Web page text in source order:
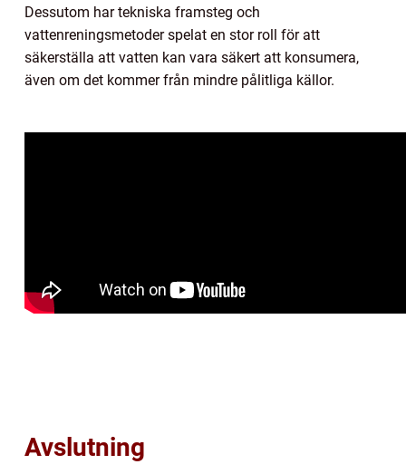
Dessutom har tekniska framsteg och
vattenreningsmetoder spelat en stor roll för att
säkerställa att vatten kan vara säkert att konsumera,
även om det kommer från mindre pålitliga källor.
Avslutning